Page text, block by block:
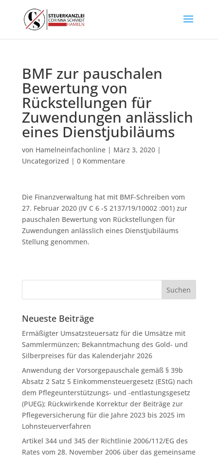
BMF zur pauschalen
Bewertung von
Rückstellungen für
Zuwendungen anlässlich
eines Dienstjubiläums
von Hamelneinfachonline| März 3, 2020|
Uncategorized | 0 Kommentare
Die Finanzverwaltung hat mit BMF-Schreiben vom
27. Februar 2020 (IV C 6 -S 2137/19/10002 :001) zur
pauschalen Bewertung von Rückstellungen für
Zuwendungen anlässlich eines Dienstjubiläums
Stellung genommen.
Neueste Beiträge
Ermäßigter Umsatzsteuersatz für die Umsätze mit
Sammlermünzen; Bekanntmachung des Gold- und
Silberpreises für das Kalenderjahr 2026
Anwendung der Vorsorgepauschale gemäß § 39b
Absatz 2 Satz 5 Einkommensteuergesetz (EStG) nach
dem Pflegeunterstützungs- und -entlastungsgesetz
(PUEG); Rückwirkende Korrektur der Beiträge zur
Pflegeversicherung für die Jahre 2023 bis 2025 im
Lohnsteuerverfahren
Artikel 344 und 345 der Richtlinie 2006/112/EG des
Rates vom 28. November 2006 über das gemeinsame